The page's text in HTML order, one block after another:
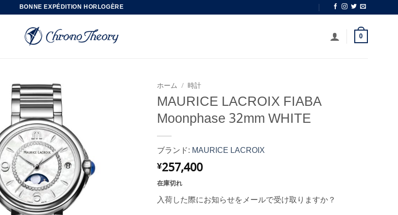
BONNE EXPÉDITION HORLOGÈRE
0
ホーム / 時計
MAURICE LACROIX FIABA
Moonphase 32mm WHITE
ブランド: MAURICE LACROIX
¥257,400
在庫切れ
入荷した際にお知らせをメールで受け取りますか？